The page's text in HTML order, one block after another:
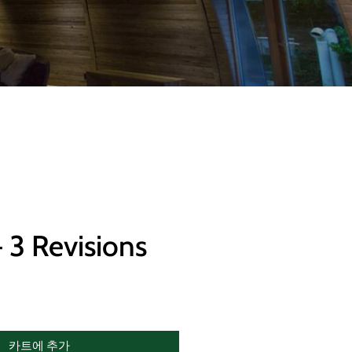
3 Revisions
카트에 추가